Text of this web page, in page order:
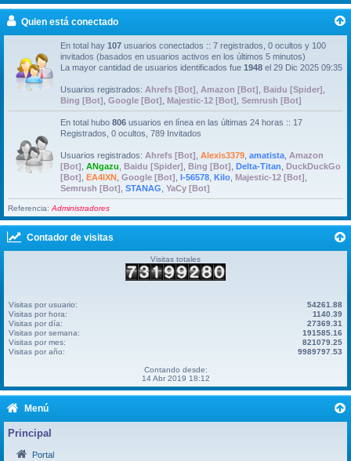
Menú
Principal
Portal
Quien está conectado
En total hay 107 usuarios conectados :: 7 registrados, 0 ocultos y 100
invitados (basados en usuarios activos en los últimos 5 minutos)
La mayor cantidad de usuarios identificados fue 1948 el 29 Dic 2025 09:35
Usuarios registrados: Ahrefs [Bot] Amazon [Bot] Baidu [Spider]
Bing [Bot] Google [Bot] Majestic-12 [Bot] Semrush [Bot]
En total hubo 806 usuarios en línea en las últimas 24 horas :: 17
Registrados, 0 ocultos, 789 Invitados
Usuarios registrados: Ahrefs [Bot] Alexis3379 amatista Amazon
[Bot] ANgazu Baidu [Spider] Bing [Bot] Delta-Titan DuckDuckGo
[Bot] EA4IXN Google [Bot] I-56578 Kilo Majestic-12 [Bot]
Semrush [Bot] STANAG YaCy [Bot]
Referencia: Administradores
Contador de visitas
Visitas totales
Visitas por usuario:
54261.88
Visitas por hora:
1140.39
Visitas por día:
27369.31
Visitas por semana:
191585.16
Visitas por mes:
821079.25
Visitas por año:
9989797.53
Contando desde:
14 Abr 2019 18:12